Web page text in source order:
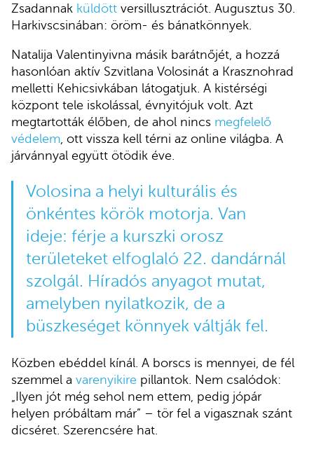
Zsadannak küldött versillusztrációt. Augusztus 30.
Harkivscsinában: öröm- és bánatkönnyek.
Natalija Valentinyivna másik barátnőjét, a hozzá
hasonlóan aktív Szvitlana Volosinát a Krasznohrad
melletti Kehicsivkában látogatjuk. A kistérségi
központ tele iskolással, évnyitójuk volt. Azt
megtartották élőben, de ahol nincs megfelelő
védelem , ott vissza kell térni az online világba. A
járvánnyal együtt ötödik éve.
Volosina a helyi kulturális és
önkéntes körök motorja. Van
ideje: férje a kurszki orosz
területeket elfoglaló 22. dandárnál
szolgál. Híradós anyagot mutat,
amelyben nyilatkozik, de a
büszkeséget könnyek váltják fel.
Közben ebéddel kínál. A borscs is mennyei, de fél
szemmel a varenyikire pillantok. Nem csalódok:
„Ilyen jót még sehol nem ettem, pedig jópár
helyen próbáltam már” – tör fel a vigasznak szánt
dicséret. Szerencsére hat.